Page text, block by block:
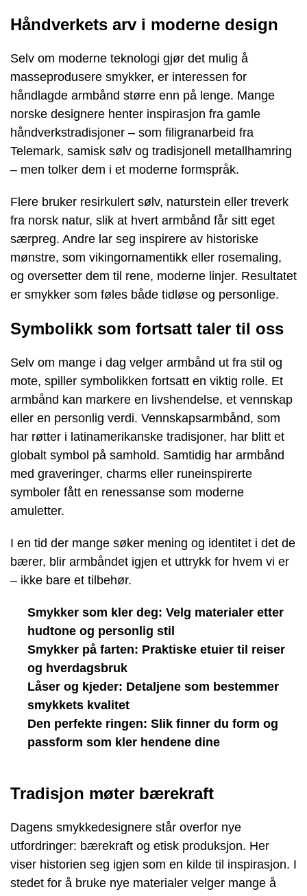
Håndverkets arv i moderne design
Selv om moderne teknologi gjør det mulig å
masseprodusere smykker, er interessen for
håndlagde armbånd større enn på lenge. Mange
norske designere henter inspirasjon fra gamle
håndverkstradisjoner – som filigranarbeid fra
Telemark, samisk sølv og tradisjonell metallhamring
– men tolker dem i et moderne formspråk.
Flere bruker resirkulert sølv, naturstein eller treverk
fra norsk natur, slik at hvert armbånd får sitt eget
særpreg. Andre lar seg inspirere av historiske
mønstre, som vikingornamentikk eller rosemaling,
og oversetter dem til rene, moderne linjer. Resultatet
er smykker som føles både tidløse og personlige.
Symbolikk som fortsatt taler til oss
Selv om mange i dag velger armbånd ut fra stil og
mote, spiller symbolikken fortsatt en viktig rolle. Et
armbånd kan markere en livshendelse, et vennskap
eller en personlig verdi. Vennskapsarmbånd, som
har røtter i latinamerikanske tradisjoner, har blitt et
globalt symbol på samhold. Samtidig har armbånd
med graveringer, charms eller runeinspirerte
symboler fått en renessanse som moderne
amuletter.
I en tid der mange søker mening og identitet i det de
bærer, blir armbåndet igjen et uttrykk for hvem vi er
– ikke bare et tilbehør.
Smykker som kler deg: Velg materialer etter
hudtone og personlig stil
Smykker på farten: Praktiske etuier til reiser
og hverdagsbruk
Låser og kjeder: Detaljene som bestemmer
smykkets kvalitet
Den perfekte ringen: Slik finner du form og
passform som kler hendene dine
Tradisjon møter bærekraft
Dagens smykkedesignere står overfor nye
utfordringer: bærekraft og etisk produksjon. Her
viser historien seg igjen som en kilde til inspirasjon. I
stedet for å bruke nye materialer velger mange å